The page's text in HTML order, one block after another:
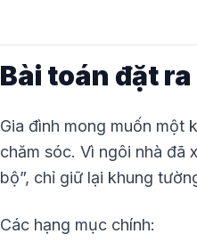
Bài toán đặt ra
Gia đình mong muốn một
chăm sóc. Vì ngôi nhà đã
bộ”, chỉ giữ lại khung
Các hạng mục chính: